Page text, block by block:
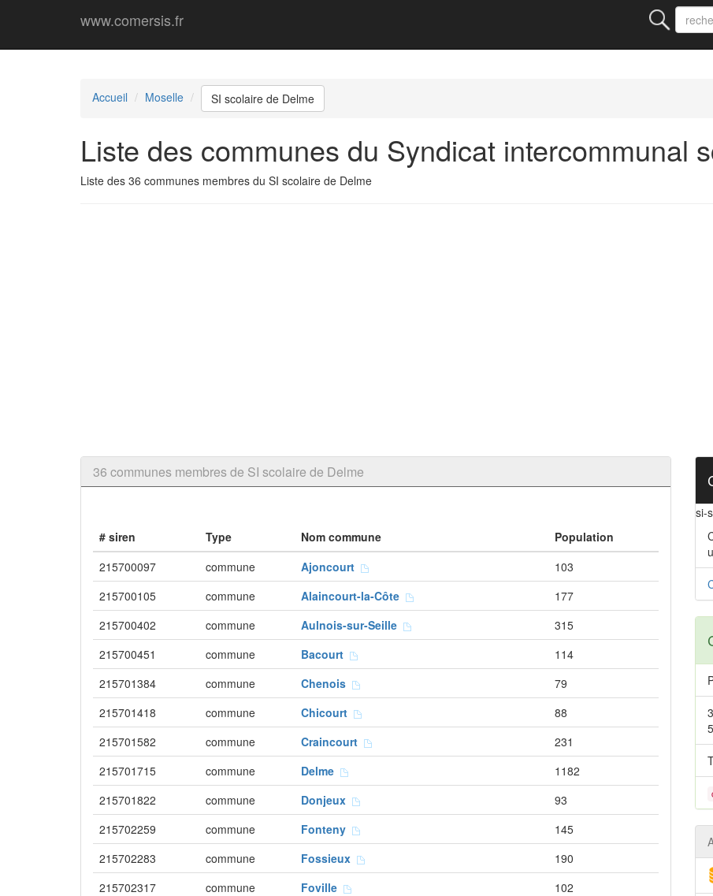
www.comersis.fr
Accueil Moselle SI scolaire de Delme
Liste des communes du Syndicat intercommunal
Liste des 36 communes membres du SI scolaire de Delme
36 communes membres de SI scolaire de Delme
# siren Type Nom commune
Population
215700097
commune Ajoncourt
103
215700105
commune Alaincourt-la-Côte
177
215700402
commune Aulnois-sur-Seille
315
215700451
commune Bacourt
114
215701384
commune Chenois
79
215701418
commune Chicourt
88
215701582
commune Craincourt
231
215701715
commune Delme
1182
215701822
commune Donjeux
93
215702259
commune Fonteny
145
215702283
commune Fossieux
190
215702317
commune Foville
102
si-